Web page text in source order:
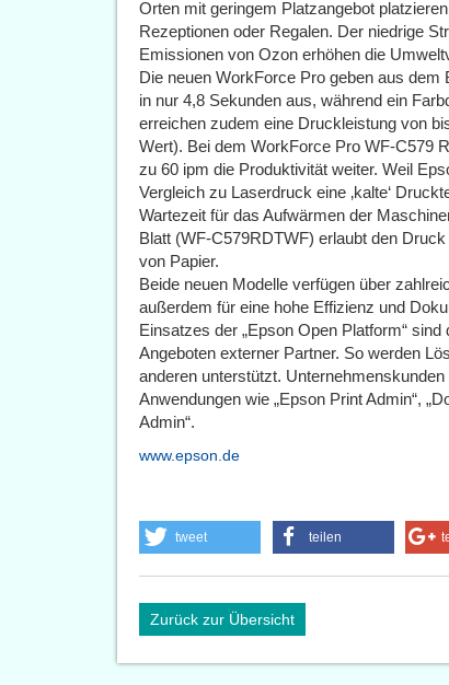
Orten mit geringem Platzangebot
Rezeptionen oder Regalen. Der niedrige
Emissionen von Ozon erhöhen die
Die neuen WorkForce Pro geben aus
in nur 4,8 Sekunden aus, während ein
erreichen zudem eine Druckleistung von
Wert). Bei dem WorkForce Pro WF-C579
zu 60 ipm die Produktivität weiter. Weil
Vergleich zu Laserdruck eine ‚kalte‘
Wartezeit für das Aufwärmen der
Blatt (WF-C579RDTWF) erlaubt den
von Papier.
Beide neuen Modelle verfügen über
außerdem für eine hohe Effizienz und
Einsatzes der „Epson Open Platform“
Angeboten externer Partner. So werden
anderen unterstützt.
Anwendungen wie „Epson Print Admin“,
Admin“.
www.epson.de
tweet teilen
Zurück zur Übersicht